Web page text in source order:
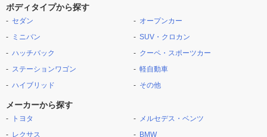
ボディタイプから探す
セダン
ミニバン
ハッチバック
ステーションワゴン
ハイブリッド
オープンカー
SUV・クロカン
クーペ・スポーツカー
軽自動車
その他
メーカーから探す
トヨタ
レクサス
メルセデス・ベンツ
BMW